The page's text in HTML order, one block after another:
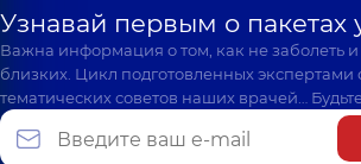
Узнавай первым о пакетах
Важна информация о том, как не заболеть
близких. Цикл подготовленных
тематических советов наших врачей…